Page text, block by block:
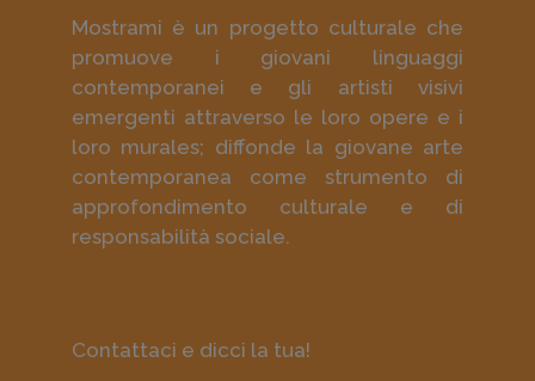
Mostrami è un progetto culturale che
promuove i giovani linguaggi
contemporanei e gli artisti visivi
emergenti attraverso le loro opere e i
loro murales; diffonde la giovane arte
contemporanea come strumento di
approfondimento culturale e di
responsabilità sociale.
Contattaci e dicci la tua!